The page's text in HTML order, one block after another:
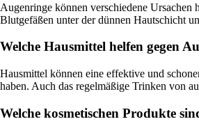
Augenringe können verschiedene Ursachen
Blutgefäßen unter der dünnen Hautschicht
Welche Hausmittel helfen gegen
Hausmittel können eine effektive und
haben. Auch das regelmäßige Trinken von
Welche kosmetischen Produkte